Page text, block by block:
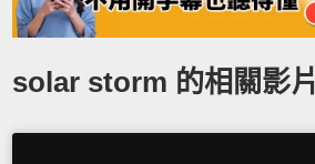
solar storm 的相關影片